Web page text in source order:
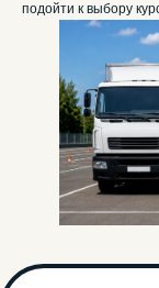
подойти к выбору